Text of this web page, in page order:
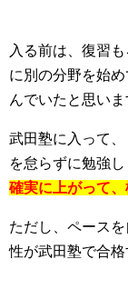
入る前は、復習
に別の分野を始
んでいたと思いま
武田塾に入って、
を怠らずに勉強し
確実に上がって、
ただし、ペース
性が武田塾で合格